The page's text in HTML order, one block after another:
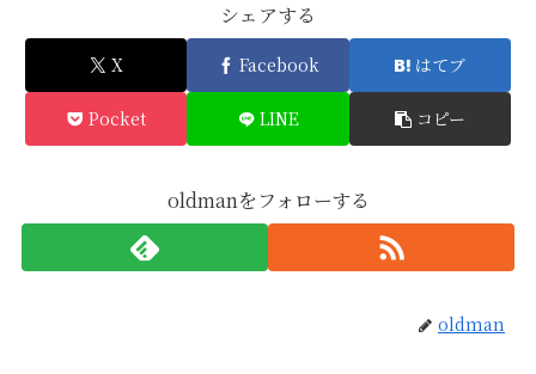
シェアする
X Facebook はてブ
Pocket LINE コピー
oldmanをフォローする
oldman